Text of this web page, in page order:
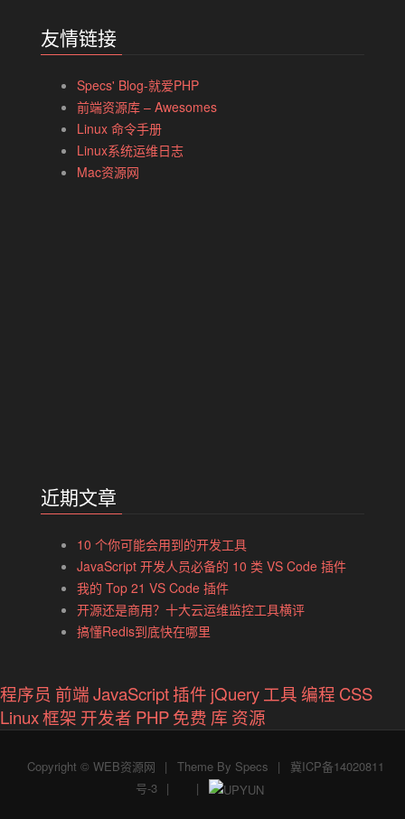
友情链接
Specs' Blog-就爱PHP
前端资源库 – Awesomes
Linux 命令手册
Linux系统运维日志
Mac资源网
近期文章
10 个你可能会用到的开发工具
JavaScript 开发人员必备的 10 类 VS Code 插件
我的 Top 21 VS Code 插件
开源还是商用？十大云运维监控工具横评
搞懂Redis到底快在哪里
程序员 前端JavaScript插件 jQuery工具编程 CSS
Linux框架 开发者 PHP免费 库 资源
Copyright © WEB资源网 | Theme By Specs |
冀ICP备14020811
号-3 | |